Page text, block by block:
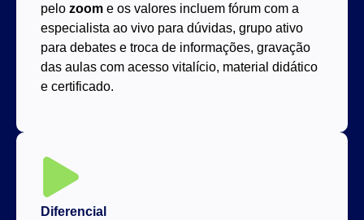
pelo zoom e os valores incluem fórum com a
especialista ao vivo para dúvidas, grupo ativo
para debates e troca de informações, gravação
das aulas com acesso vitalício, material didático
e certificado.
Diferencial